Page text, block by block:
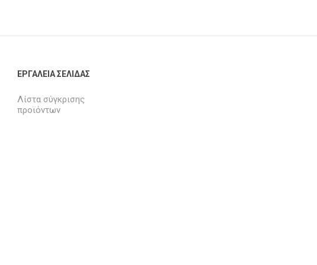
ΕΡΓΑΛΕΊΑ ΣΕΛΊΔΑΣ
Λίστα σύγκρισης
προϊόντων